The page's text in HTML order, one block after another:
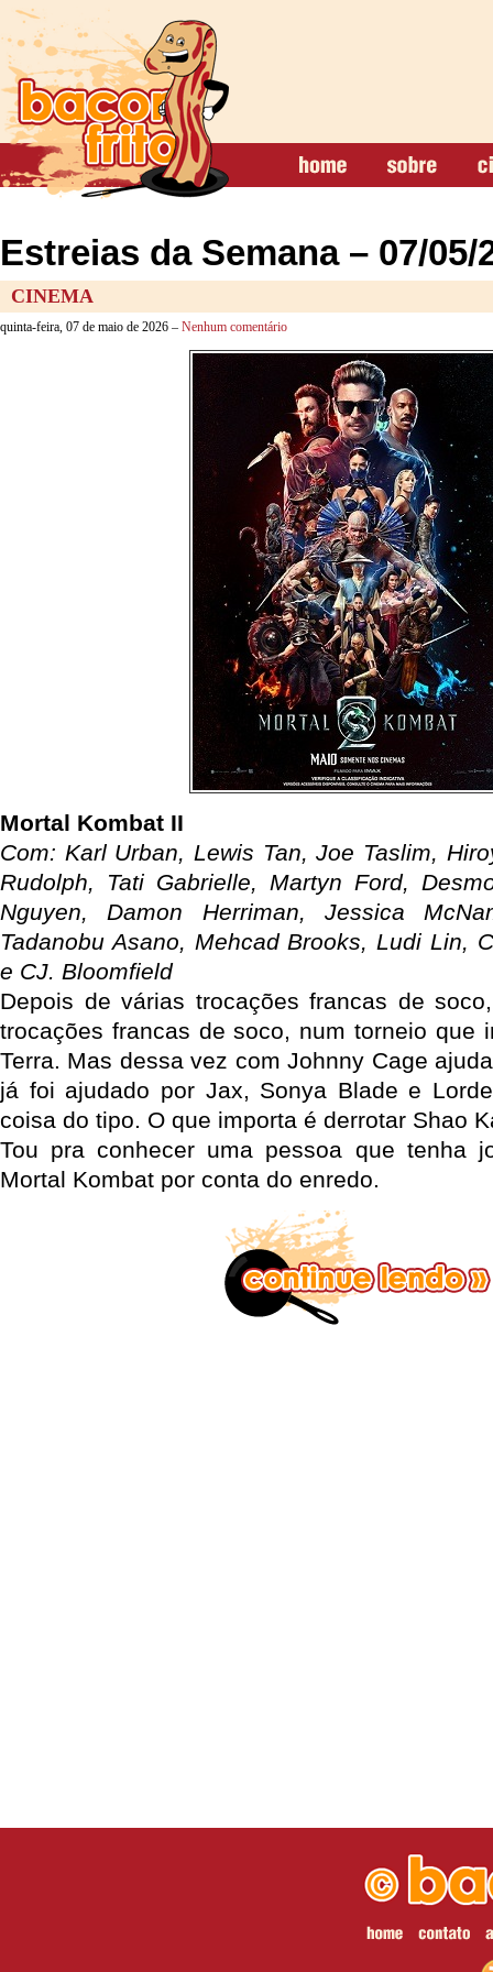
Estreias da Semana – 07/05/
CINEMA
quinta-feira, 07 de maio de 2026 – Nenhum comentário
Mortal Kombat II
Com: Karl Urban, Lewis Tan, Joe Taslim,
Rudolph, Tati Gabrielle, Martyn Ford,
Nguyen, Damon Herriman, Jessica
Tadanobu Asano, Mehcad Brooks, Ludi Lin,
e CJ. Bloomfield
Depois de várias trocações francas de
trocações francas de soco, num torneio que
Terra. Mas dessa vez com Johnny Cage
já foi ajudado por Jax, Sonya Blade e
coisa do tipo. O que importa é derrotar Shao
Tou pra conhecer uma pessoa que tenha
Mortal Kombat por conta do enredo.